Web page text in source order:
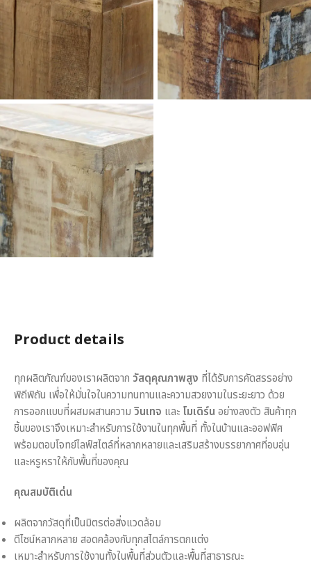
Product details
ทุกผลิตภัณฑ์ของเราผลิตจาก วัสดุคุณภาพสูง ที่ได้รับการคัดสรรอย่าง
พิถีพิถัน เพื่อให้มั่นใจในความทนทานและความสวยงามในระยะยาว ด้วย
การออกแบบที่ผสมผสานความ วินเทจ และ โมเดิร์น อย่างลงตัว สินค้าทุก
ชิ้นของเราจึงเหมาะสำหรับการใช้งานในทุกพื้นที่ ทั้งในบ้านและออฟฟิศ
พร้อมตอบโจทย์ไลฟ์สไตล์ที่หลากหลายและเสริมสร้างบรรยากาศที่อบอุ่น
และหรูหราให้กับพื้นที่ของคุณ
คุณสมบัติเด่น
ผลิตจากวัสดุที่เป็นมิตรต่อสิ่งแวดล้อม
ดีไซน์หลากหลาย สอดคล้องกับทุกสไตล์การตกแต่ง
เหมาะสำหรับการใช้งานทั้งในพื้นที่ส่วนตัวและพื้นที่สาธารณะ